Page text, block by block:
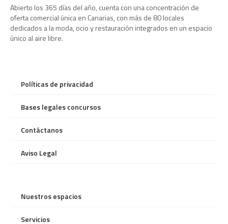
Abierto los 365 días del año, cuenta con una concentración de
oferta comercial única en Canarias, con más de 80 locales
dedicados a la moda, ocio y restauración integrados en un espacio
único al aire libre.
Políticas de privacidad
Bases legales concursos
Contáctanos
Aviso Legal
Nuestros espacios
Servicios